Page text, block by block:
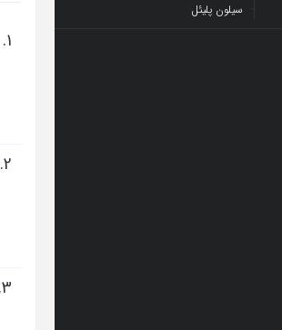
سیلون پلیئل
1.
2.
3.